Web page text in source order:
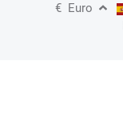
€ Euro